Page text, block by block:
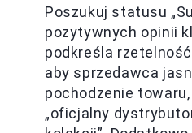
Poszukuj statusu
pozytywnych opinii
podkreśla
aby sprzedawca
pochodzenie towaru,
„oficjalny